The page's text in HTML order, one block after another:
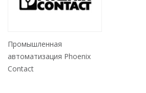
Промышленная
автоматизация Phoenix
Contact